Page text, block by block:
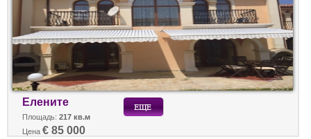
Елените
Площадь: 217 кв.м
Цена € 85 000